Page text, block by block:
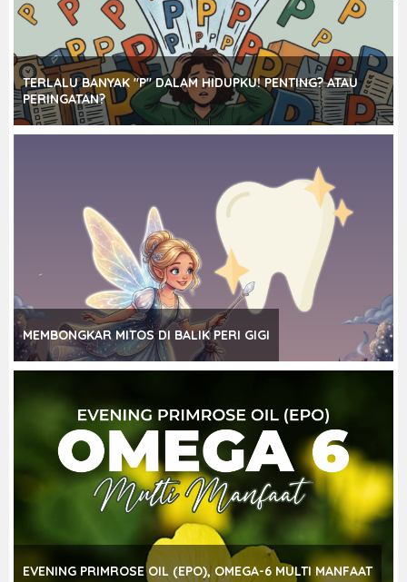
TERLALU BANYAK "P" DALAM HIDUPKU! PENTING? ATAU
PERINGATAN?
MEMBONGKAR MITOS DI BALIK PERI GIGI
EVENING PRIMROSE OIL (EPO), OMEGA-6 MULTI MANFAAT